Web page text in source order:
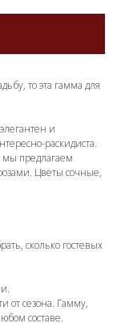
то эта гамма для
и
раскидиста.
мы предлагаем
Цветы сочные,
сколько гостевых
от сезона. Гамму,
составе.